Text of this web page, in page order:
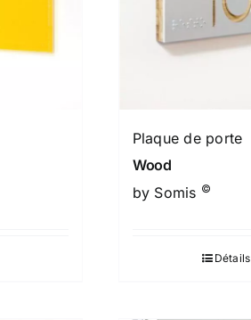
Plaque de porte
Wood
by Somis ©
Détails